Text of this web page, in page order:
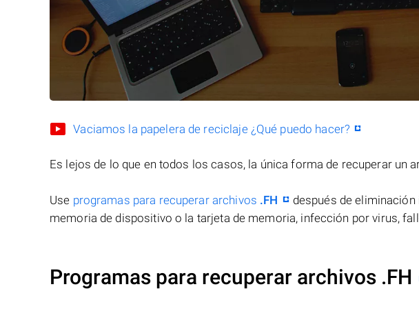
Vaciamos la papelera de reciclaje ¿Qué puedo hacer?
Es lejos de lo que en todos los casos, la única forma de recuperar un
Use programas para recuperar archivos .FH
después de
memoria de dispositivo o la tarjeta de memoria, infección por virus,
Programas para recuperar archivos .FH